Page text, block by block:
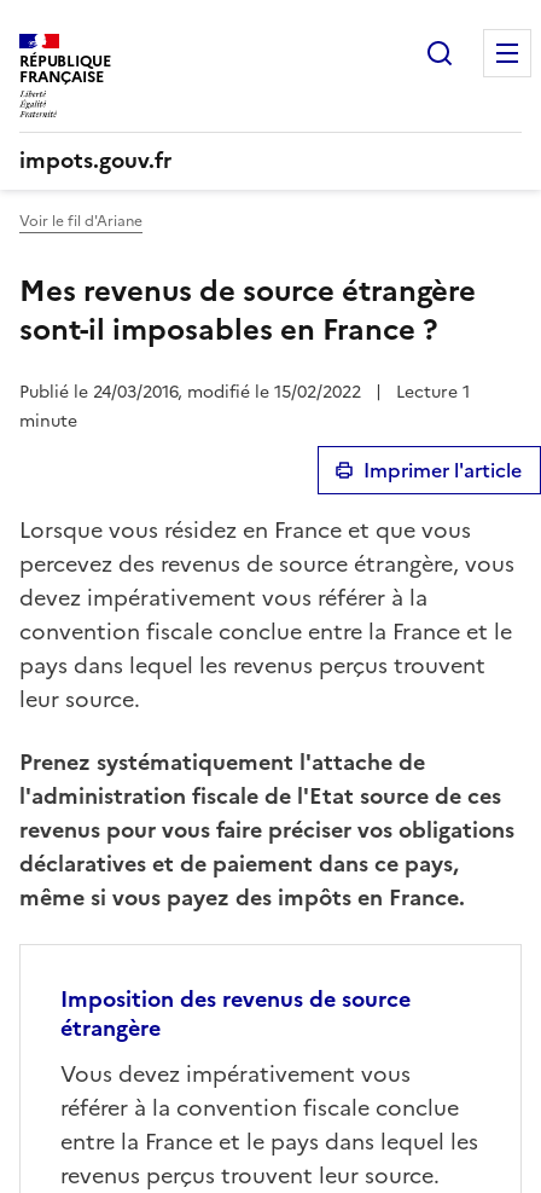
RÉPUBLIQUE
FRANÇAISE
impots.gouv.fr
Voir le fil d'Ariane
Mes revenus de source étrangère
sont-il imposables en France ?
Publié le 24/03/2016, modifié le 15/02/2022 |
Lecture 1
minute
Imprimer l'article
Lorsque vous résidez en France et que vous
percevez des revenus de source étrangère, vous
devez impérativement vous référer à la
convention fiscale conclue entre la France et le
pays dans lequel les revenus perçus trouvent
leur source.
Prenez systématiquement l'attache de
l'administration fiscale de l'Etat source de ces
revenus pour vous faire préciser vos obligations
déclaratives et de paiement dans ce pays,
même si vous payez des impôts en France.
Imposition des revenus de source
étrangère
Vous devez impérativement vous
référer à la convention fiscale conclue
entre la France et le pays dans lequel les
revenus perçus trouvent leur source.